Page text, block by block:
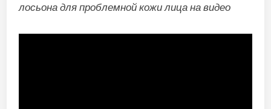
лосьона для проблемной кожи лица на видео